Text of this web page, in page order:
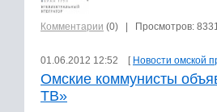
Комментарии (0) | Просмотров:
01.06.2012 12:52 [ Новости омской
Омские коммунисты
ТВ»